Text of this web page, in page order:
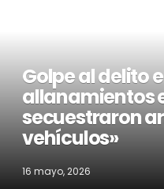
Golpe al delito
allanamientos
secuestraron
vehículos»
16 mayo, 2026